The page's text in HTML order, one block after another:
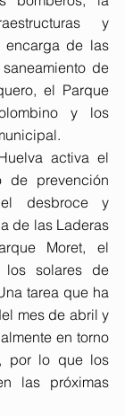
y
encarga de las
de
el Parque
y los
activa el
de prevención
desbroce y
de las Laderas
Moret, el
los solares de
tarea que ha
mes de abril y
en torno
por lo que los
las próximas